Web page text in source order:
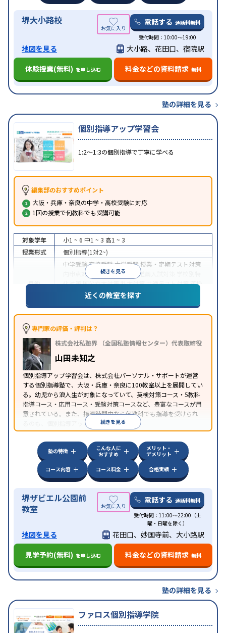
堺大小路校 電話する 通話料無料
受付時間：10:00～19:00
地図を見る
大小路、花田口、宿院駅
体験授業(無料) を申し込む 料金などの資料請求 無料
塾の詳細を見る
個別指導アップ学習会
1:2〜1:3の個別指導で丁寧に学べる
編集部のおすすめポイント
大阪・兵庫・奈良の中学・高校受験に対応
1回の授業で何教科でも受講可能
続きを見る
対象学年 小1 ~ 6 中1 ~ 3 高1 ~ 3
授業形式
個別指導(1対2~)
目的
中学受験高校受験大学受験 授業・定期テスト対策
内申点対策
学習習慣の定着 推薦入試対策
化対策国公立大対策私大対策共通テスト対策英検
(英語検定)対策漢検(漢字検定)対策
特徴
中高一貫校生に対応授業の振替可能不登校生に対
応
オンライン対応
子どもに対応
近くの教室を探す
専門家の評価・評判は？
株式会社私塾界 （全国私塾情報センター）代表取締役
山田未知之
個別指導アップ学習会は、株式会社パーソナル・サポートが運営
する個別指導塾で、大阪・兵庫・奈良に100教室以上を展開してい
る。幼児から浪人生が対象になっていて、英検対策コース・5教科
指導コース・応用コース・受験対策コースなど、豊富なコースが用
意されている。また、指導時間内なら何教科でも指導を受けられ
るのも、個別指導アップ学習会の特徴。
続きを見る
塾の特徴
こんな人に
おすすめ
メリット・
デメリット
コース内容
コース料金 合格実績
堺ザビエル公園前
教室
電話する 通話料無料
受付時間：11:00～22:00（土
曜・日曜を除く）
地図を見る
花田口、妙国寺前、大小路駅
見学予約(無料) を申し込む 料金などの資料請求 無料
塾の詳細を見る
ファロス個別指導学院